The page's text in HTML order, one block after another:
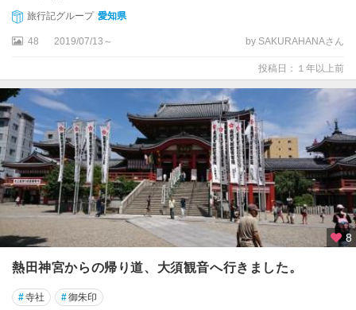
旅行記グループ 愛知県
48 2019/07/13～ by SAKURAHANAさん
投稿日：１年以上前
8
熱田神宮からの帰り道、大須観音へ行きました。
#寺社 #御朱印